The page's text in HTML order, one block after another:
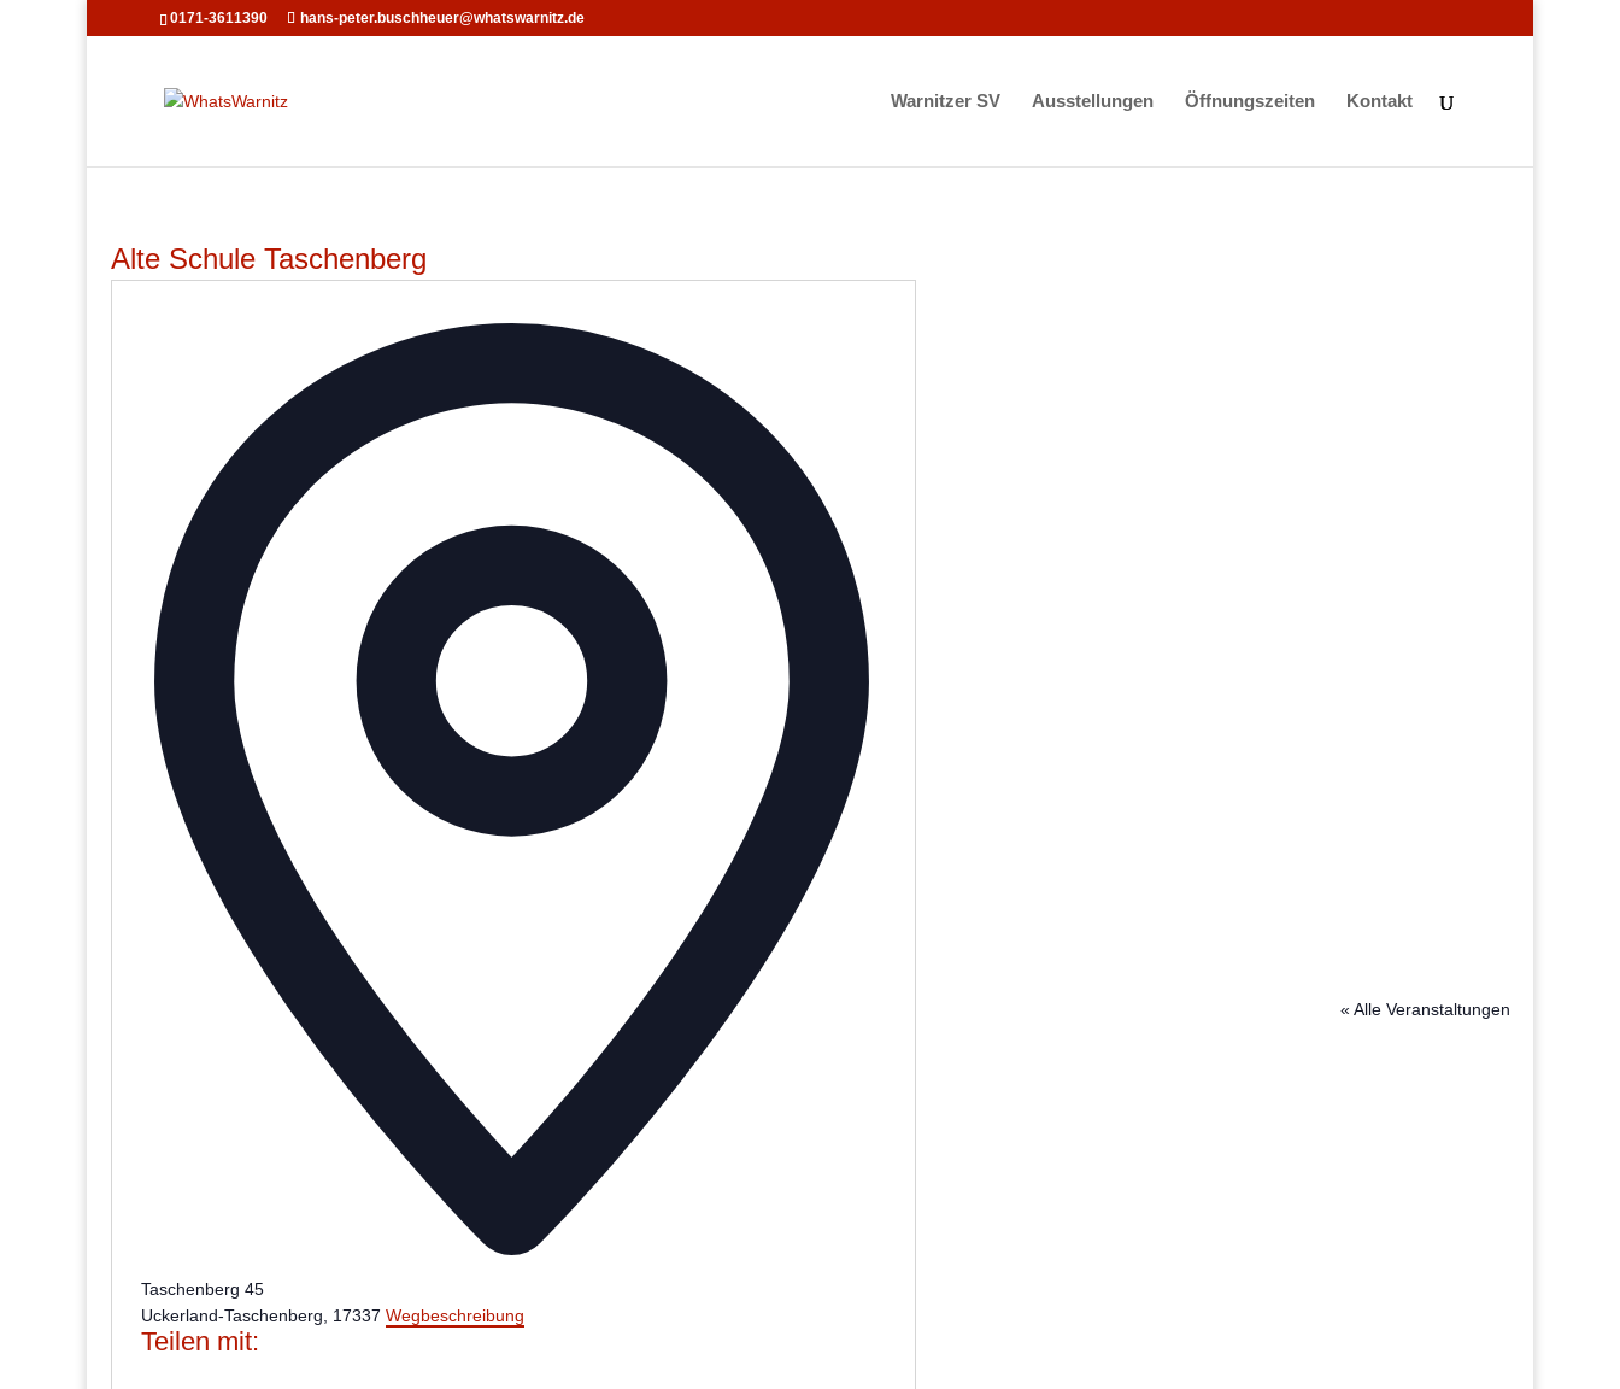
0171-3611390 hans-peter.buschheuer@whatswarnitz.de
Warnitzer SV Ausstellungen Öffnungszeiten Kontakt
Alte Schule Taschenberg
« Alle Veranstaltungen
Taschenberg 45
Uckerland-Taschenberg
17337 Wegbeschreibung
Teilen mit: